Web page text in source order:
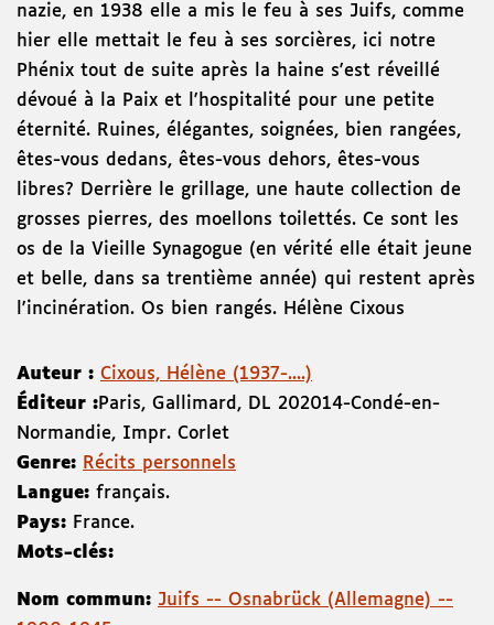
nazie, en 1938 elle a mis le feu à ses Juifs, comme
hier elle mettait le feu à ses sorcières, ici notre
Phénix tout de suite après la haine s'est réveillé
dévoué à la Paix et l'hospitalité pour une petite
éternité. Ruines, élégantes, soignées, bien rangées,
êtes-vous dedans, êtes-vous dehors, êtes-vous
libres? Derrière le grillage, une haute collection de
grosses pierres, des moellons toilettés. Ce sont les
os de la Vieille Synagogue (en vérité elle était jeune
et belle, dans sa trentième année) qui restent après
l'incinération. Os bien rangés. Hélène Cixous
Auteur : Cixous, Hélène (1937-....)
Éditeur :Paris, Gallimard , DL 202014-Condé-en-
Normandie, Impr. Corlet
Genre: Récits personnels
Langue: français.
Pays: France.
Mots-clés:
Nom commun: Juifs -- Osnabrück (Allemagne) --